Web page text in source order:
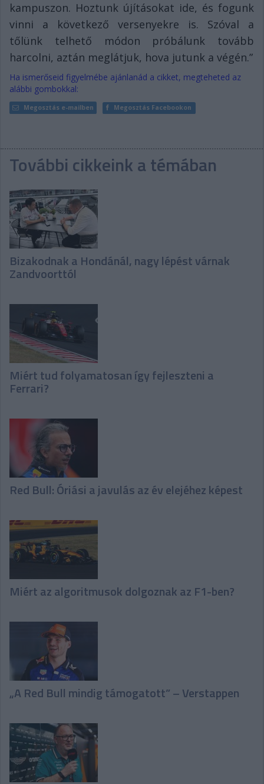
kampuszon. Hoztunk újításokat ide, és fogunk
vinni a következő versenyekre is. Szóval a
tőlünk telhető módon próbálunk tovább
harcolni, aztán meglátjuk, hova jutunk a végén.”
Ha ismerőseid figyelmébe ajánlanád a cikket, megteheted az
alábbi gombokkal:
Megosztás e-mailben Megosztás Facebookon
További cikkeink a témában
Bizakodnak a Hondánál, nagy lépést várnak
Zandvoorttól
Miért tud folyamatosan így fejleszteni a
Ferrari?
Red Bull: Óriási a javulás az év elejéhez képest
Miért az algoritmusok dolgoznak az F1-ben?
„A Red Bull mindig támogatott” – Verstappen